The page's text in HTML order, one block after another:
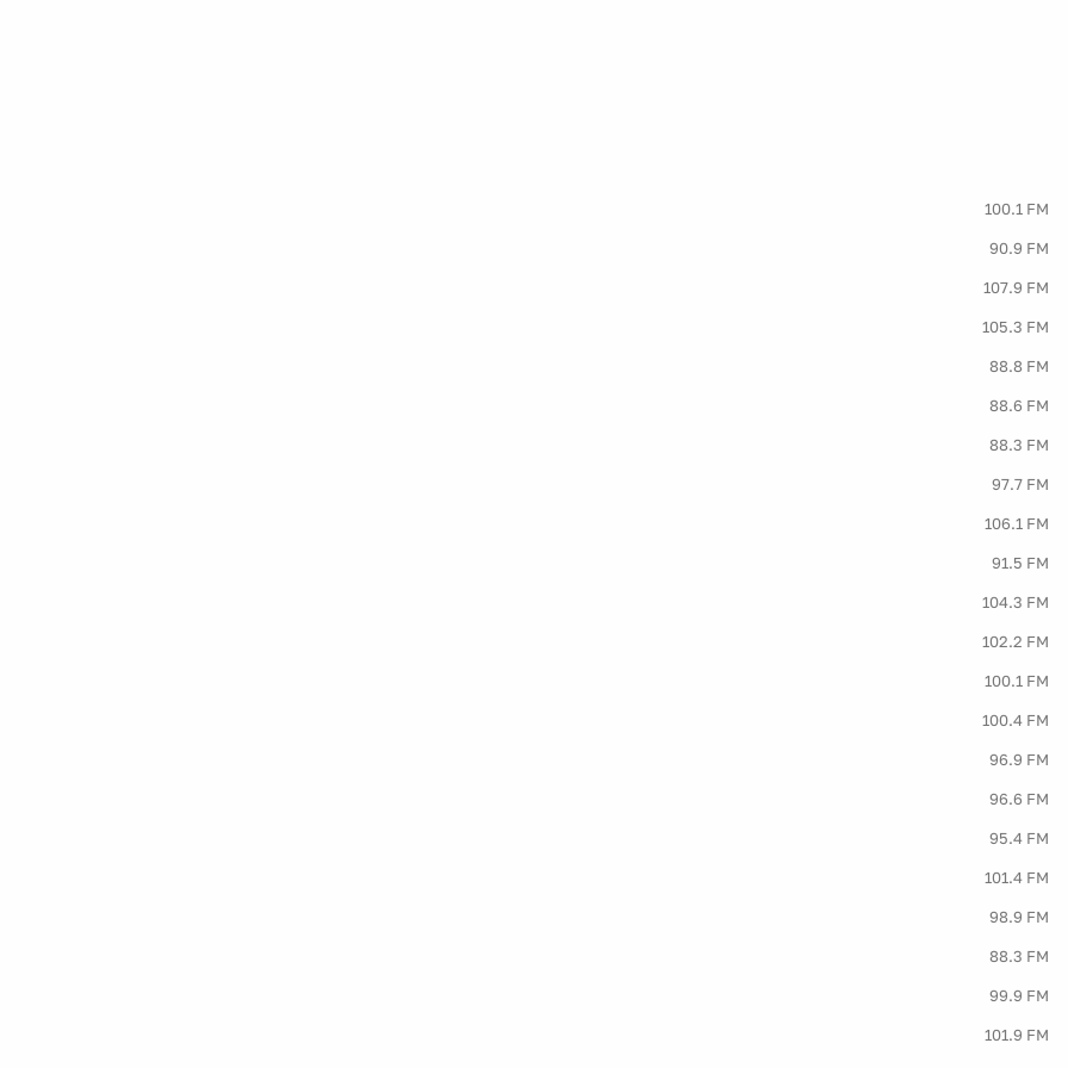
100.1 FM
90.9 FM
107.9 FM
105.3 FM
88.8 FM
88.6 FM
88.3 FM
97.7 FM
106.1 FM
91.5 FM
104.3 FM
102.2 FM
100.1 FM
100.4 FM
96.9 FM
96.6 FM
95.4 FM
101.4 FM
98.9 FM
88.3 FM
99.9 FM
101.9 FM